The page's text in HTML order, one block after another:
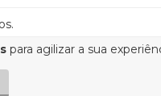
para agilizar a sua